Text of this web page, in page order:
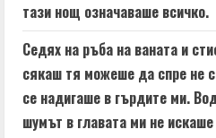
тази нощ означаваше всичко.
Седях на ръба на ваната и
сякаш тя можеше да спре не
се надигаше в гърдите ми.
шумът в главата ми не